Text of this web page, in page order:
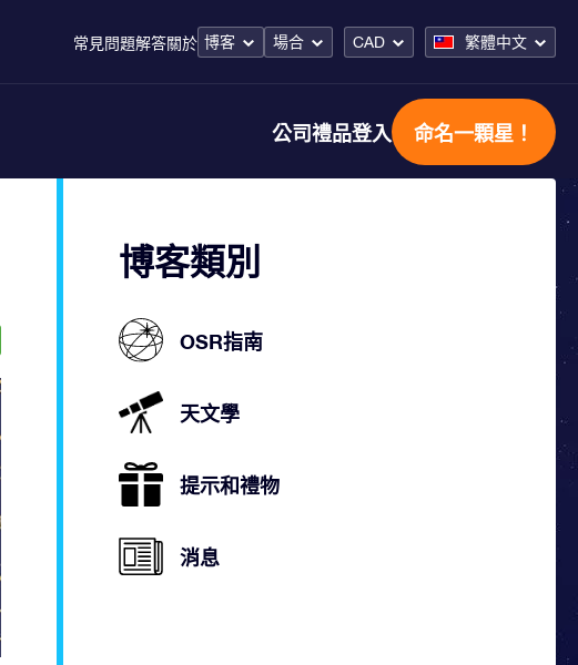
常見問題解答關於 博客 場合 CAD 繁體中文
公司禮品登入 命名一顆星！
博客類別
OSR指南
天文學
提示和禮物
消息